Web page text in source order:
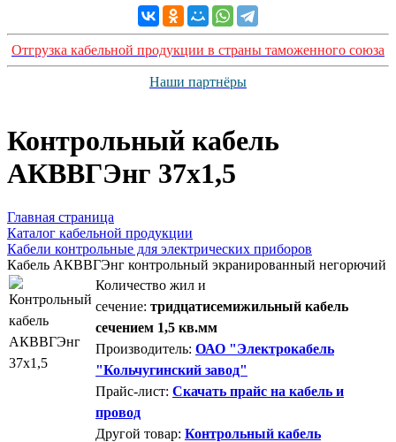
Отгрузка кабельной продукции в страны таможенного союза
Наши партнёры
Контрольный кабель
AКВВГЭнг 37х1,5
Главная страница
Каталог кабельной продукции
Кабели контрольные для электрических приборов
Кабель АКВВГЭнг контрольный экранированный негорючий
Количество жил и
сечение: тридцатисемижильный кабель
сечением 1,5 кв.мм
Производитель: ОАО "Электрокабель
"Кольчугинский завод"
Прайс-лист: Скачать прайс на кабель и
провод
Другой товар: Контрольный кабель